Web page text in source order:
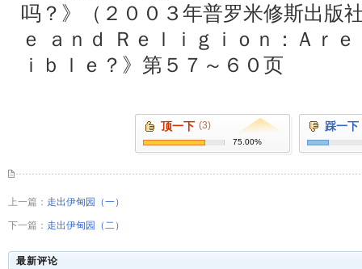
吗？》（２００３年普罗米修斯出版
ｅ ａｎｄ Ｒｅｌｉｇｉｏｎ：Ａｒ
ｉｂｌｅ？》第５７～６０页
顶一下 (3)
75.00%
踩一下
上一篇： 走出伊甸园（一）
下一篇： 走出伊甸园（二）
最新评论